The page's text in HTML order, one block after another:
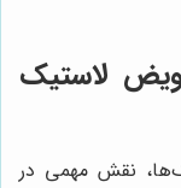
لاستیک
نقش مهمی در